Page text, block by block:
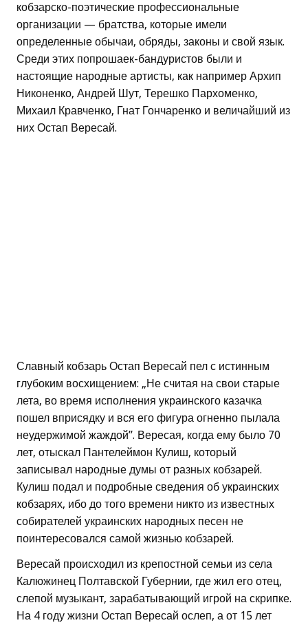
кобзарско-поэтические профессиональные
организации — братства, которые имели
определенные обычаи, обряды, законы и свой язык.
Среди этих попрошаек-бандуристов были и
настоящие народные артисты, как например Архип
Никоненко, Андрей Шут, Терешко Пархоменко,
Михаил Кравченко, Гнат Гончаренко и величайший из
них Остап Вересай.
Славный кобзарь Остап Вересай пел с истинным
глубоким восхищением: „Не считая на свои старые
лета, во время исполнения украинского казачка
пошел вприсядку и вся его фигура огненно пылала
неудержимой жаждой”. Вересая, когда ему было 70
лет, отыскал Пантелеймон Кулиш, который
записывал народные думы от разных кобзарей.
Кулиш подал и подробные сведения об украинских
кобзарях, ибо до того времени никто из известных
собирателей украинских народных песен не
поинтересовался самой жизнью кобзарей.
Вересай происходил из крепостной семьи из села
Калюжинец Полтавской Губернии, где жил его отец,
слепой музыкант, зарабатывающий игрой на скрипке.
На 4 году жизни Остап Вересай ослеп, а от 15 лет